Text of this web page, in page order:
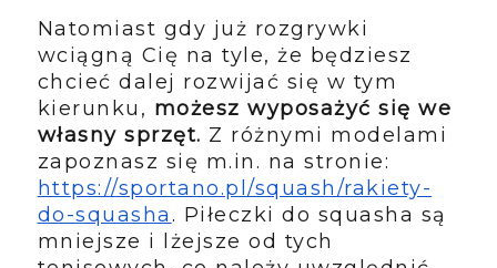
Natomiast gdy już rozgrywki
wciągną Cię na tyle, że będziesz
chcieć dalej rozwijać się w tym
kierunku, możesz wyposażyć się we
własny sprzęt. Z różnymi modelami
zapoznasz się m.in. na stronie:
https://sportano.pl/squash/rakiety-
do-squasha. Piłeczki do squasha są
mniejsze i lżejsze od tych